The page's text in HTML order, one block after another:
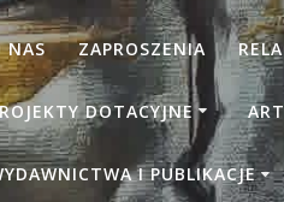
NAS ZAPROSZENIA
DOTACYJNE
I PUBLIKACJE